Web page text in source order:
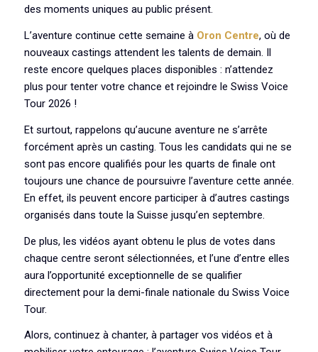
des moments uniques au public présent.
L’aventure continue cette semaine à Oron Centre, où de
nouveaux castings attendent les talents de demain. Il
reste encore quelques places disponibles : n’attendez
plus pour tenter votre chance et rejoindre le Swiss Voice
Tour 2026 !
Et surtout, rappelons qu’aucune aventure ne s’arrête
forcément après un casting. Tous les candidats qui ne se
sont pas encore qualifiés pour les quarts de finale ont
toujours une chance de poursuivre l’aventure cette année.
En effet, ils peuvent encore participer à d’autres castings
organisés dans toute la Suisse jusqu’en septembre.
De plus, les vidéos ayant obtenu le plus de votes dans
chaque centre seront sélectionnées, et l’une d’entre elles
aura l’opportunité exceptionnelle de se qualifier
directement pour la demi-finale nationale du Swiss Voice
Tour.
Alors, continuez à chanter, à partager vos vidéos et à